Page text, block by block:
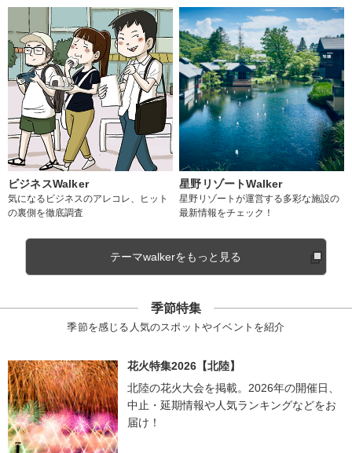
ビジネスWalker
気になるビジネスのアレコレ、ヒット
の裏側を徹底調査
星野リゾートWalker
星野リゾートが運営する多彩な施設の
最新情報をチェック！
テーマwalkerをもっと見る
季節特集
季節を感じる人気のスポットやイベントを紹介
花火特集2026【北陸】
北陸の花火大会を掲載。2026年の開催日、
中止・延期情報や人気ランキングなどをお
届け！